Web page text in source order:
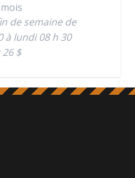
mois
de semaine de
à lundi 08 h 30
$